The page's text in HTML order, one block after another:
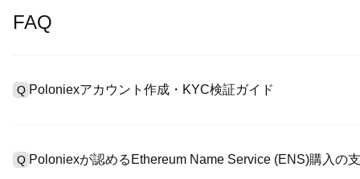
FAQ
Q Poloniexアカウント作成・KYC検証ガイド
>「安全性」へ有効ID証明をアップし、自撮りしてKYC検証を完
Q Poloniexが認めるEthereum Name Service (ENS)購入の